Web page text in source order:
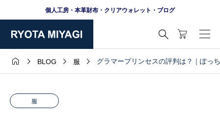
個人工房・本革財布・クリアウォレット・ブログ

  BLOG  服  グラマープリンセスの評判は？｜ぽっ
服